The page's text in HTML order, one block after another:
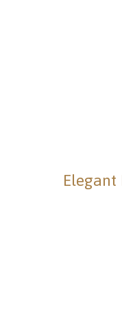
Elegant